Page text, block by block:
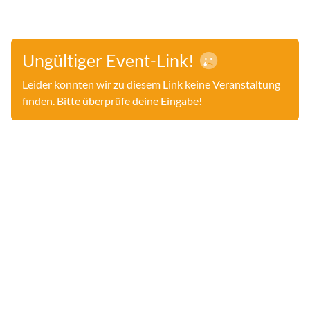
Ungültiger Event-Link!
Leider konnten wir zu diesem Link keine Veranstaltung
finden. Bitte überprüfe deine Eingabe!